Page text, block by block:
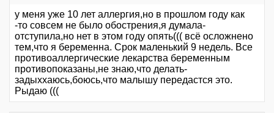
у меня уже 10 лет аллергия,но в прошлом году как
-то совсем не было обострения,я думала-
отступила,но нет в этом году опять((( всё осложнено
тем,что я беременна. Срок маленький 9 недель. Все
противоаллергические лекарства беременным
противопоказаны,не знаю,что делать-
задыххаюсь,боюсь,что малышу передастся это.
Рыдаю (((